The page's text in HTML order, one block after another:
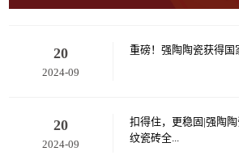
20
2024-09
重磅！强陶陶瓷获得国
20
2024-09
扣得住，更稳固|强陶
纹瓷砖全...